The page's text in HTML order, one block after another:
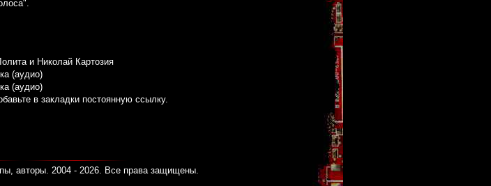
и Николай Картозия
(аудио)
(аудио)
в закладки постоянную ссылку.
авторы. 2004 - 2026. Все права защищены.